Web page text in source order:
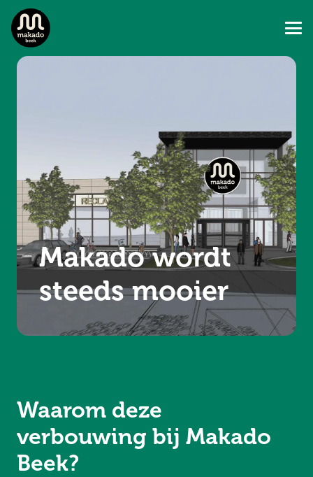
Makado wordt
steeds mooier
Waarom deze
verbouwing bij Makado
Beek?